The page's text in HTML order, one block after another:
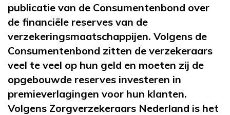
publicatie van de Consumentenbond over
de financiële reserves van de
verzekeringsmaatschappijen. Volgens de
Consumentenbond zitten de verzekeraars
veel te veel op hun geld en moeten zij de
opgebouwde reserves investeren in
premieverlagingen voor hun klanten.
Volgens Zorgverzekeraars Nederland is het